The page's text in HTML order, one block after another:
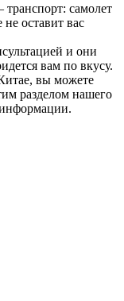
самолет
не оставит вас
и они
вам по вкусу.
вы можете
разделом нашего